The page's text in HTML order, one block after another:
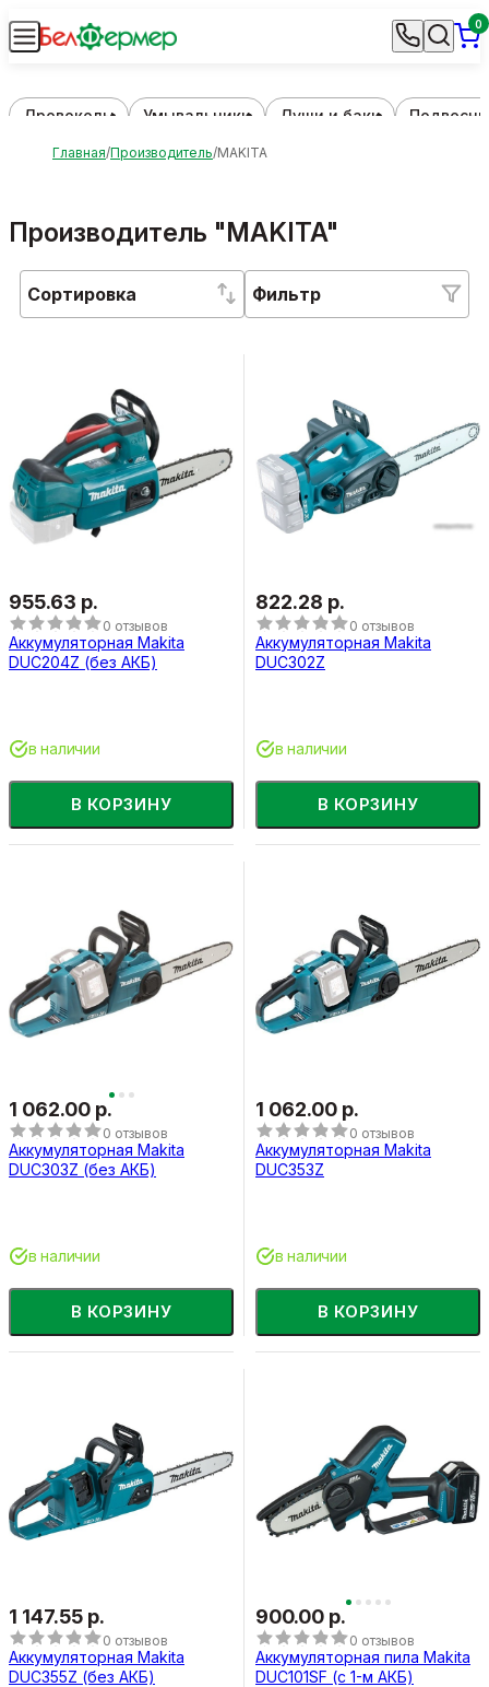
0
Дровоколы Умывальники Души и баки
Главная Производитель MAKITA
Производитель "MAKITA"
Сортировка Фильтр
955.63 р.
0 отзывов
Аккумуляторная Makita
DUC204Z (без АКБ)
В КОРЗИНУ
в наличии
822.28 р.
0 отзывов
Аккумуляторная Makita
DUC302Z
В КОРЗИНУ
в наличии
1 062.00 р.
0 отзывов
Аккумуляторная Makita
DUC303Z (без АКБ)
В КОРЗИНУ
в наличии
1 062.00 р.
0 отзывов
Аккумуляторная Makita
DUC353Z
В КОРЗИНУ
в наличии
1 147.55 р.
0 отзывов
Аккумуляторная Makita
DUC355Z (без АКБ)
900.00 р.
0 отзывов
Аккумуляторная пила Makita
DUC101SF (с 1-м АКБ)